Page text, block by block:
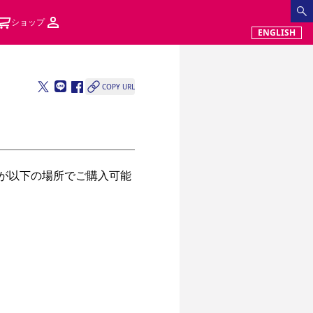
ショップ
ENGLISH
COPY URL
以下の場所でご購入可能